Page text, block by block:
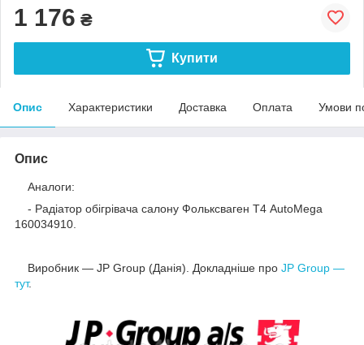
1 176 ₴
Купити
Опис Характеристики Доставка Оплата Умови
Опис
Аналоги:
- Радіатор обігрівача салону Фольксваген Т4 AutoMega
160034910.
Виробник — JP Group (Данія). Докладніше про JP Group —
тут.